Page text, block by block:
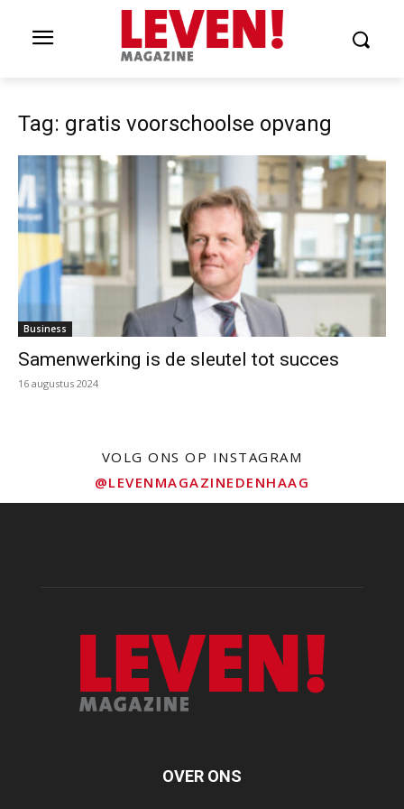
Tag: gratis voorschoolse opvang
Business
Samenwerking is de sleutel tot succes
16 augustus 2024
VOLG ONS OP INSTAGRAM
@LEVENMAGAZINEDENHAAG
OVER ONS